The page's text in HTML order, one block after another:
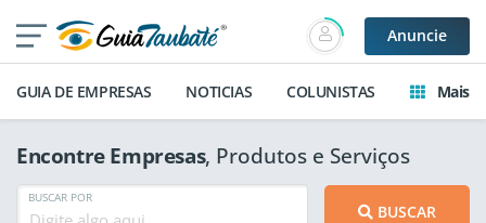
Anuncie
GUIA DE EMPRESAS NOTICIAS COLUNISTAS Mais
Encontre Empresas, Produtos e Serviços
BUSCAR POR
BUSCAR